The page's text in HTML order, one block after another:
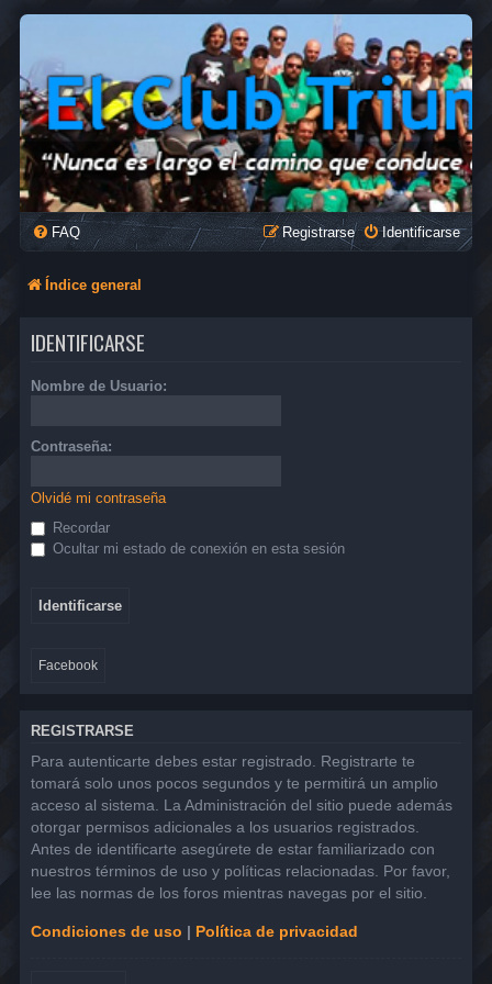
FAQ Identificarse
Registrarse
Índice general
IDENTIFICARSE
Nombre de Usuario:
Contraseña:
Olvidé mi contraseña
Recordar
Ocultar mi estado de conexión en esta sesión
Facebook
REGISTRARSE
Para autenticarte debes estar registrado. Registrarte te
tomará solo unos pocos segundos y te permitirá un amplio
acceso al sistema. La Administración del sitio puede además
otorgar permisos adicionales a los usuarios registrados.
Antes de identificarte asegúrete de estar familiarizado con
nuestros términos de uso y políticas relacionadas. Por favor,
lee las normas de los foros mientras navegas por el sitio.
Condiciones de uso | Política de privacidad